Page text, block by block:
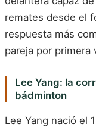
remates desde el
respuesta más
pareja por primera
Lee Yang: la
bádminton
Lee Yang nació el